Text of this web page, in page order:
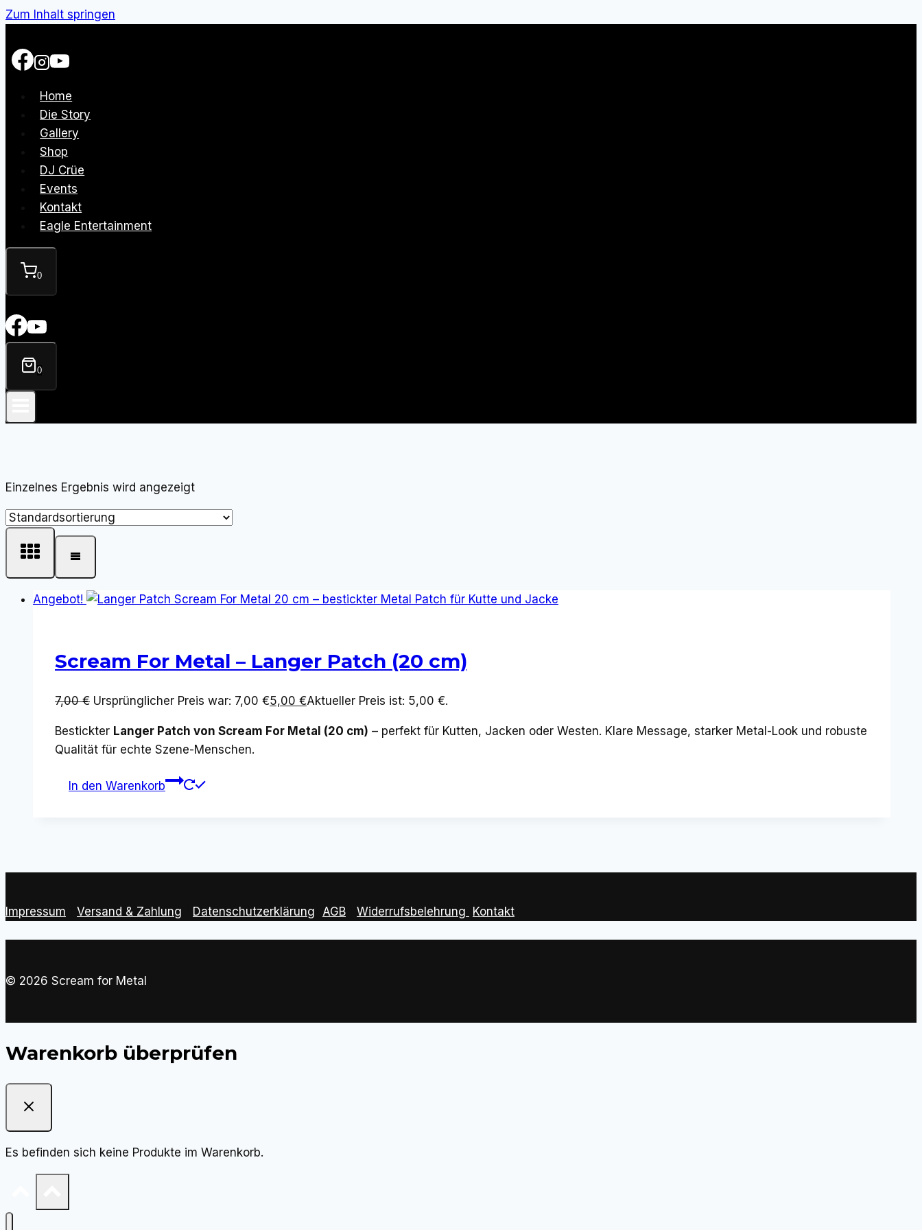
Zum Inhalt springen
Home
Die Story
Gallery
Shop
DJ Crüe
Events
Kontakt
Eagle Entertainment
0
0
Einzelnes Ergebnis wird angezeigt
Angebot!
Scream For Metal – Langer Patch (20 cm)
7,00€ Ursprünglicher Preis war: 7,00 €5,00 €Aktueller Preis ist: 5,00 €.
Bestickter Langer Patch von Scream For Metal (20 cm) – perfekt für Kutten, Jacken oder Westen. Klare Message, starker Metal-Look und robuste
Qualität für echte Szene-Menschen.
In den Warenkorb
Impressum Versand & Zahlung Datenschutzerklärung AGB Widerrufsbelehrung Kontakt
© 2026 Scream for Metal
Warenkorb überprüfen
Es befinden sich keine Produkte im Warenkorb.